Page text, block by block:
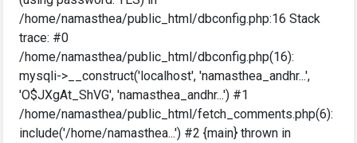
/home/namasthea/public_html/dbconfig.php:16 Stack
trace: #0
/home/namasthea/public_html/dbconfig.php(16):
mysqli->__construct('localhost', 'namasthea_andhr...',
'O$JXgAt_ShVG', 'namasthea_andhr...') #1
/home/namasthea/public_html/fetch_comments.php(6):
include('/home/namasthea...') #2 {main} thrown in